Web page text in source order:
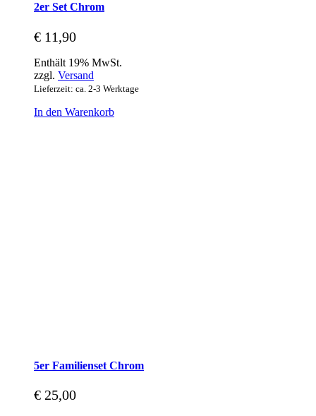
2er Set Chrom
€ 11,90
Enthält 19% MwSt.
zzgl. Versand
Lieferzeit: ca. 2-3 Werktage
In den Warenkorb
5er Familienset Chrom
€ 25,00